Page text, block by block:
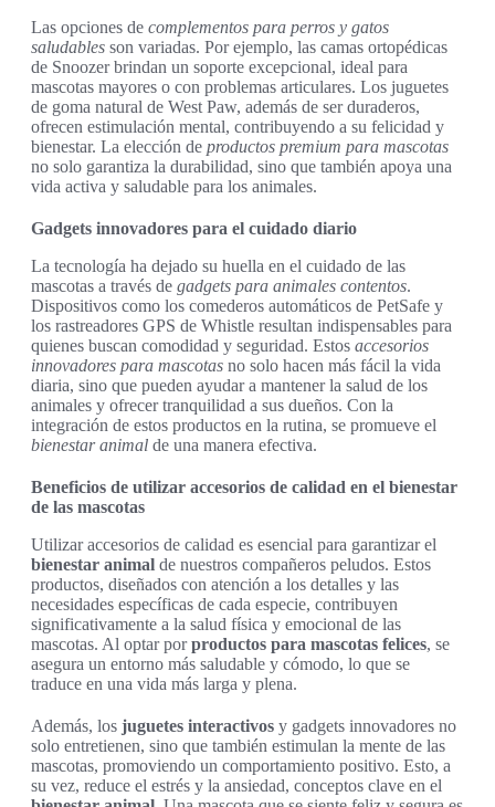
Las opciones de complementos para perros y gatos
saludables son variadas. Por ejemplo, las camas ortopédicas
de Snoozer brindan un soporte excepcional, ideal para
mascotas mayores o con problemas articulares. Los juguetes
de goma natural de West Paw, además de ser duraderos,
ofrecen estimulación mental, contribuyendo a su felicidad y
bienestar. La elección de productos premium para mascotas
no solo garantiza la durabilidad, sino que también apoya una
vida activa y saludable para los animales.
Gadgets innovadores para el cuidado diario
La tecnología ha dejado su huella en el cuidado de las
mascotas a través de gadgets para animales contentos.
Dispositivos como los comederos automáticos de PetSafe y
los rastreadores GPS de Whistle resultan indispensables para
quienes buscan comodidad y seguridad. Estos accesorios
innovadores para mascotas no solo hacen más fácil la vida
diaria, sino que pueden ayudar a mantener la salud de los
animales y ofrecer tranquilidad a sus dueños. Con la
integración de estos productos en la rutina, se promueve el
bienestar animal de una manera efectiva.
Beneficios de utilizar accesorios de calidad en el bienestar
de las mascotas
Utilizar accesorios de calidad es esencial para garantizar el
bienestar animal de nuestros compañeros peludos. Estos
productos, diseñados con atención a los detalles y las
necesidades específicas de cada especie, contribuyen
significativamente a la salud física y emocional de las
mascotas. Al optar porproductos para mascotas felices, se
asegura un entorno más saludable y cómodo, lo que se
traduce en una vida más larga y plena.
Además, los juguetes interactivos y gadgets innovadores no
solo entretienen, sino que también estimulan la mente de las
mascotas, promoviendo un comportamiento positivo. Esto, a
su vez, reduce el estrés y la ansiedad, conceptos clave en el